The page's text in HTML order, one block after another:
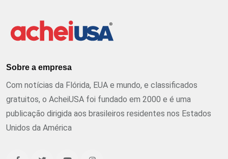
Sobre a empresa
Com notícias da Flórida, EUA e mundo, e classificados
gratuitos, o AcheiUSA foi fundado em 2000 e é uma
publicação dirigida aos brasileiros residentes nos Estados
Unidos da América